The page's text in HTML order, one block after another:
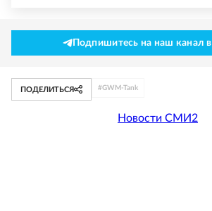
Подпишитесь на наш канал в
ПОДЕЛИТЬСЯ #GWM-Tank
Новости СМИ2